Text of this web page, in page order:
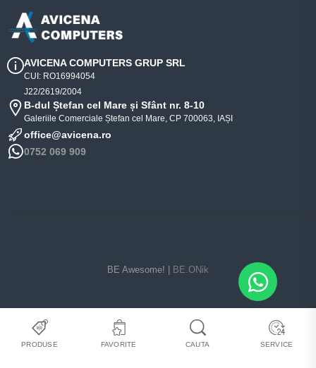
AVICENA COMPUTERS GRUP SRL
CUI: RO16994054
J22/2619/2004
B-dul Ștefan cel Mare și Sfânt nr. 8-10
Galeriile Comerciale Ștefan cel Mare, CP 700063, IAȘI
office@avicena.ro
0752 069 909
BE Awesome! | BE.ONik
PRODUSE FAVORITE CAUTA SERVICE